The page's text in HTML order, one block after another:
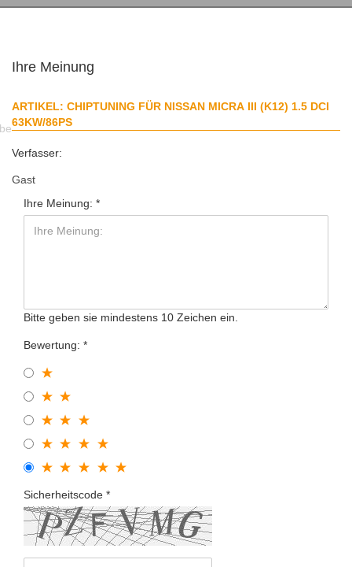
Ihre Meinung
ARTIKEL: CHIPTUNING FÜR NISSAN MICRA III (K12) 1.5 DCI
63KW/86PS
Verfasser:
Gast
Ihre Meinung:
Bitte geben sie mindestens 10 Zeichen ein.
Bewertung:
Sicherheitscode